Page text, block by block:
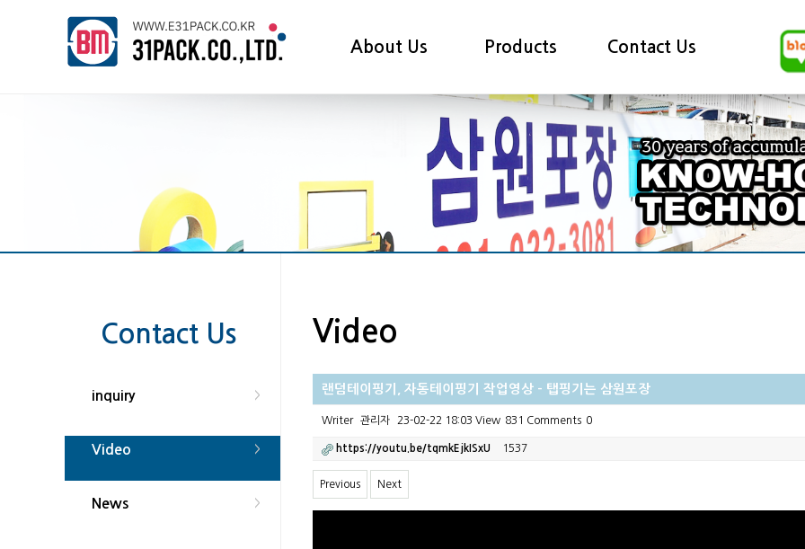
About Us Products Contact Us
Contact Us
inquiry >
Video >
News >
Video
랜덤테이핑기, 자동테이핑기 작업영상 - 탭핑기는 삼원포장
Writer 관리자 23-02-22 18:03 View 831 Comments 0
https://youtu.be/tqmkEjkISxU 1537
Previous Next